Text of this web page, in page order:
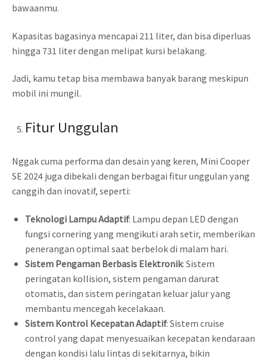
bawaanmu.
Kapasitas bagasinya mencapai 211 liter, dan bisa diperluas
hingga 731 liter dengan melipat kursi belakang.
Jadi, kamu tetap bisa membawa banyak barang meskipun
mobil ini mungil.
Fitur Unggulan
Nggak cuma performa dan desain yang keren, Mini Cooper
SE 2024 juga dibekali dengan berbagai fitur unggulan yang
canggih dan inovatif, seperti:
Teknologi Lampu Adaptif: Lampu depan LED dengan
fungsi cornering yang mengikuti arah setir, memberikan
penerangan optimal saat berbelok di malam hari.
Sistem Pengaman Berbasis Elektronik: Sistem
peringatan kollision, sistem pengaman darurat
otomatis, dan sistem peringatan keluar jalur yang
membantu mencegah kecelakaan.
Sistem Kontrol Kecepatan Adaptif: Sistem cruise
control yang dapat menyesuaikan kecepatan kendaraan
dengan kondisi lalu lintas di sekitarnya, bikin